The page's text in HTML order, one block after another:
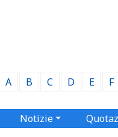
A B C D E F
Notizie